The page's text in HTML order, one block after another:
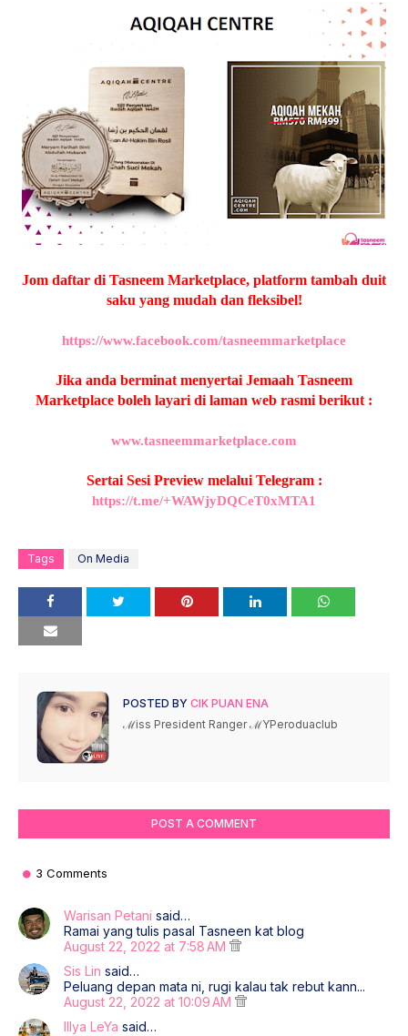
Jom daftar di Tasneem Marketplace, platform tambah duit
saku yang mudah dan fleksibel!
https://www.facebook.com/tasneemmarketplace
Jika anda berminat menyertai Jemaah Tasneem
Marketplace boleh layari di laman web rasmi berikut :
www.tasneemmarketplace.com
Sertai Sesi Preview melalui Telegram :
https://t.me/+WAWjyDQCeT0xMTA1
Tags On Media
POSTED BY CIK PUAN ENA
ℳiss President Ranger ℳYPeroduaclub
POST A COMMENT
3 Comments
Warisan Petani said…
Ramai yang tulis pasal Tasneen kat blog
August 22, 2022 at 7:58 AM
Sis Lin said…
Peluang depan mata ni, rugi kalau tak rebut kann...
August 22, 2022 at 10:09 AM
Illya LeYa said…